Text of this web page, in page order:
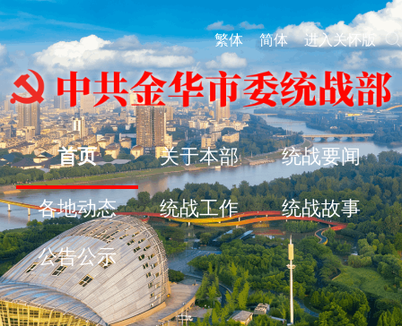
繁体 简体 进入关怀版
首页 关于本部 统战要闻
各地动态 统战工作 统战故事
公告公示